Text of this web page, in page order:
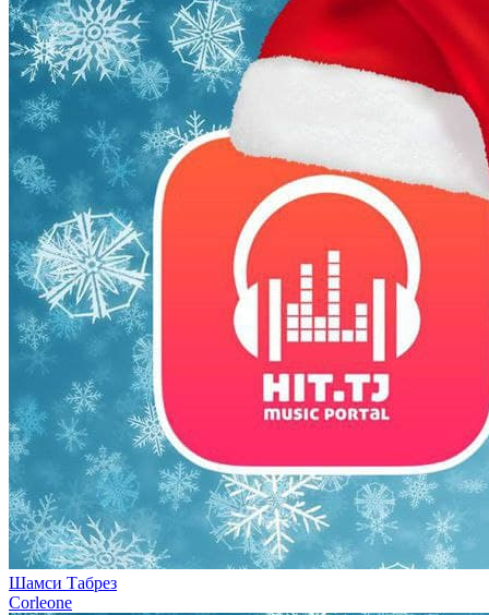
Шамси Табрез
Corleone